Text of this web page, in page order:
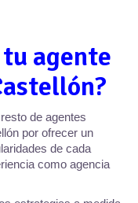
agente
de agentes
por ofrecer un
de cada
como agencia